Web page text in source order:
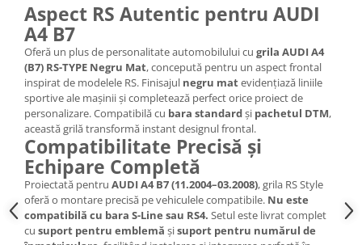
Aspect RS Autentic pentru AUDI
A4 B7
Oferă un plus de personalitate automobilului cu grila AUDI A4
(B7) RS-TYPE Negru Mat, concepută pentru un aspect frontal
inspirat de modelele RS. Finisajul negru matevidențiază liniile
sportive ale mașinii și completează perfect orice proiect de
personalizare. Compatibilă cu bara standardși pachetul DTM,
această grilă transformă instant designul frontal.
Compatibilitate Precisă și
Echipare Completă
Proiectată pentru AUDI A4 B7 (11.2004–03.2008), grila RS Style
oferă o montare precisă pe vehiculele compatibile. Nu este
compatibilă cu bara S-Line sau RS4. Setul este livrat complet
cu suport pentru emblemă șisuport pentru numărul de